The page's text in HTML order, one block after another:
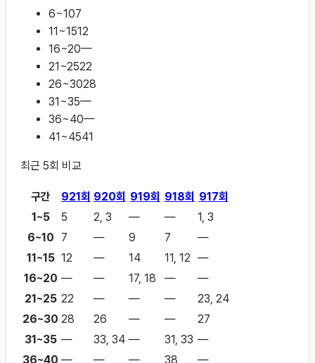
6~107
11~1512
16~20—
21~2522
26~3028
31~35—
36~40—
41~4541
최근 5회 비교
구간 921회 920회 919회 918회 917회
1~5
5 2, 3 — —
1, 3
6~10
7 — 9 7
—
11~15 12 — 14 11, 12 —
16~20 — — 17, 18 —
—
21~25 22 — — —
23, 24
26~30 28 26 — —
27
31~35 — 33, 34 — 31, 33 —
36~40 — — — 38
—